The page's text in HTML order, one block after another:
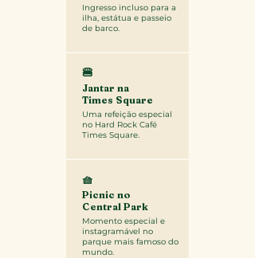
Ingresso incluso para a
ilha, estátua e passeio
de barco.
🍔
Jantar na
Times Square
Uma refeição especial
no Hard Rock Café
Times Square.
🧺
Picnic no
Central Park
Momento especial e
instagramável no
parque mais famoso do
mundo.